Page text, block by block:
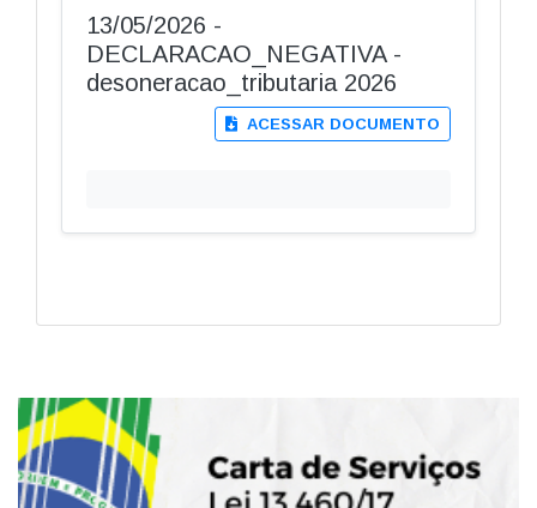
13/05/2026 -
DECLARACAO_NEGATIVA -
desoneracao_tributaria 2026
ACESSAR DOCUMENTO